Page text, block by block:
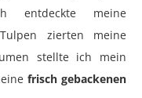
meine
zierten meine
stellte ich mein
frisch gebackenen